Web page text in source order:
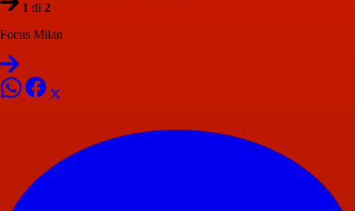
1 di 2
Focus Milan